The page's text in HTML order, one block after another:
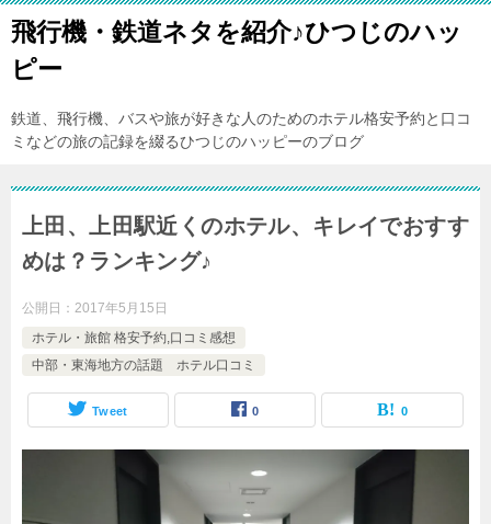
飛行機・鉄道ネタを紹介♪ひつじのハッ
ピー
鉄道、飛行機、バスや旅が好きな人のためのホテル格安予約と口コ
ミなどの旅の記録を綴るひつじのハッピーのブログ
上田、上田駅近くのホテル、キレイでおすす
めは？ランキング♪
公開日： 2017年5月15日
ホテル・旅館 格安予約,口コミ感想
中部・東海地方の話題 ホテル口コミ
Tweet 0 0